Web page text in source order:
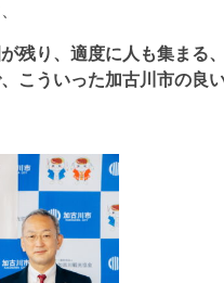
残り、適度に人も集まる
こういった加古川市の良